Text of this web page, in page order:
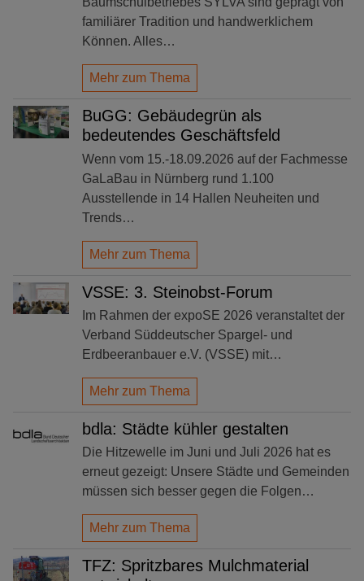
familiärer Tradition und handwerklichem
Können. Alles…
Mehr zum Thema
BuGG: Gebäudegrün als
bedeutendes Geschäftsfeld
Wenn vom 15.-18.09.2026 auf der Fachmesse
GaLaBau in Nürnberg rund 1.100
Ausstellende in 14 Hallen Neuheiten und
Trends…
Mehr zum Thema
VSSE: 3. Steinobst-Forum
Im Rahmen der expoSE 2026 veranstaltet der
Verband Süddeutscher Spargel- und
Erdbeeranbauer e.V. (VSSE) mit…
Mehr zum Thema
bdla: Städte kühler gestalten
Die Hitzewelle im Juni und Juli 2026 hat es
erneut gezeigt: Unsere Städte und Gemeinden
müssen sich besser gegen die Folgen…
Mehr zum Thema
TFZ: Spritzbares Mulchmaterial